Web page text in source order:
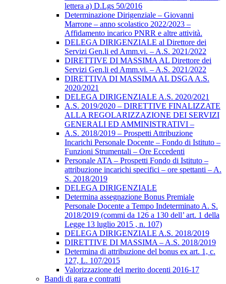
lettera a) D.Lgs 50/2016
Determinazione Dirigenziale – Giovanni
Marrone – anno scolastico 2022/2023 –
Affidamento incarico PNRR e altre attività.
DELEGA DIRIGENZIALE al Direttore dei
Servizi Gen.li ed Amm.vi. – A.S. 2021/2022
DIRETTIVE DI MASSIMA AL Direttore dei
Servizi Gen.li ed Amm.vi. – A.S. 2021/2022
DIRETTIVA DI MASSIMA AL DSGA A.S.
2020/2021
DELEGA DIRIGENZIALE A.S. 2020/2021
A.S. 2019/2020 – DIRETTIVE FINALIZZATE
ALLA REGOLARIZZAZIONE DEI SERVIZI
GENERALI ED AMMINISTRATIVI –
A.S. 2018/2019 – Prospetti Attribuzione
Incarichi Personale Docente – Fondo di Istituto –
Funzioni Strumentali – Ore Eccedenti
Personale ATA – Prospetti Fondo di Istituto –
attribuzione incarichi specifici – ore spettanti – A.
S. 2018/2019
DELEGA DIRIGENZIALE
Determina assegnazione Bonus Premiale
Personale Docente a Tempo Indeterminato A. S.
2018/2019 (commi da 126 a 130 dell’ art. 1 della
Legge 13 luglio 2015 , n. 107)
DELEGA DIRIGENZIALE A.S. 2018/2019
DIRETTIVE DI MASSIMA – A.S. 2018/2019
Determina di attribuzione del bonus ex art. 1, c.
127, L. 107/2015
Valorizzazione del merito docenti 2016-17
Bandi di gara e contratti